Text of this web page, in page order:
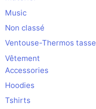
Music
Non classé
Ventouse-Thermos tasse
Vêtement
Accessories
Hoodies
Tshirts